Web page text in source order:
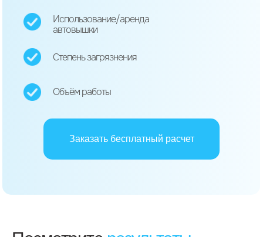
Использование/аренда
автовышки
Заказать бесплатный расчет
Степень загрязнения
Объём работы